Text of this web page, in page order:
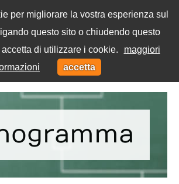
per migliorare la vostra esperienza sul
questo sito o chiudendo questo
accetta di utilizzare i cookie.
maggiori
accetta